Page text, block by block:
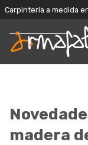
Carpintería a medida
madera